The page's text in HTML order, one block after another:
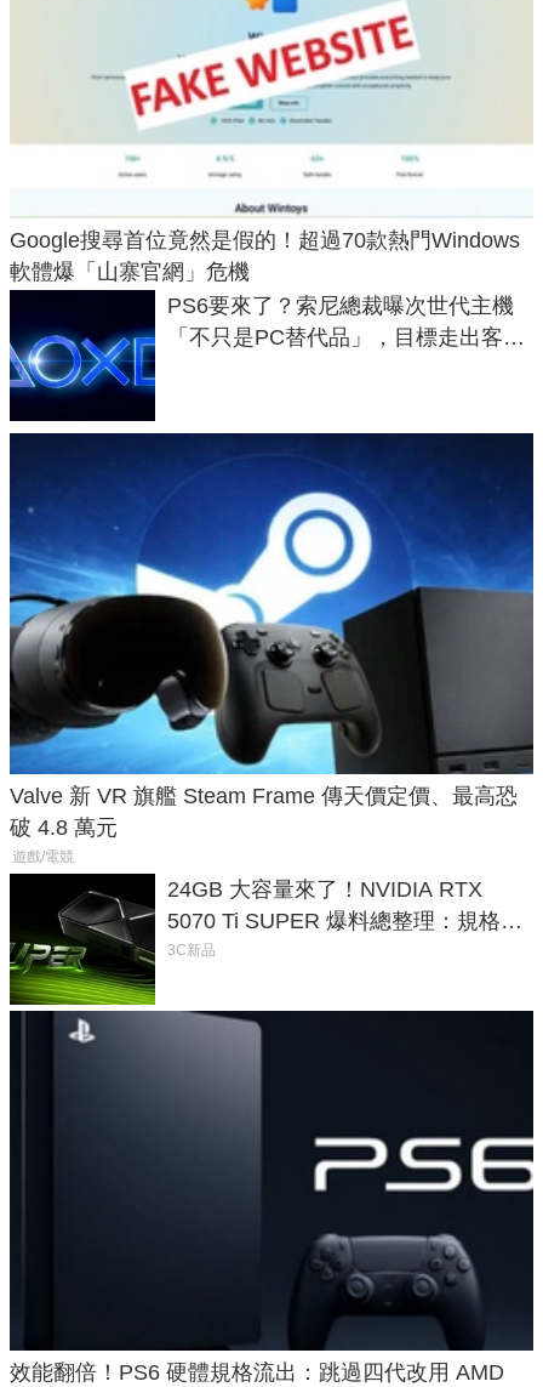
Google搜尋首位竟然是假的！超過70款熱門Windows
軟體爆「山寨官網」危機
PS6要來了？索尼總裁曝次世代主機
「不只是PC替代品」，目標走出客
Valve 新 VR 旗艦 Steam Frame 傳天價定價、最高恐
破 4.8 萬元
遊戲/電競
24GB 大容量來了！NVIDIA RTX
5070 Ti SUPER 爆料總整理：規格、
功耗、上市時間
3C新品
效能翻倍！PS6 硬體規格流出：跳過四代改用 AMD